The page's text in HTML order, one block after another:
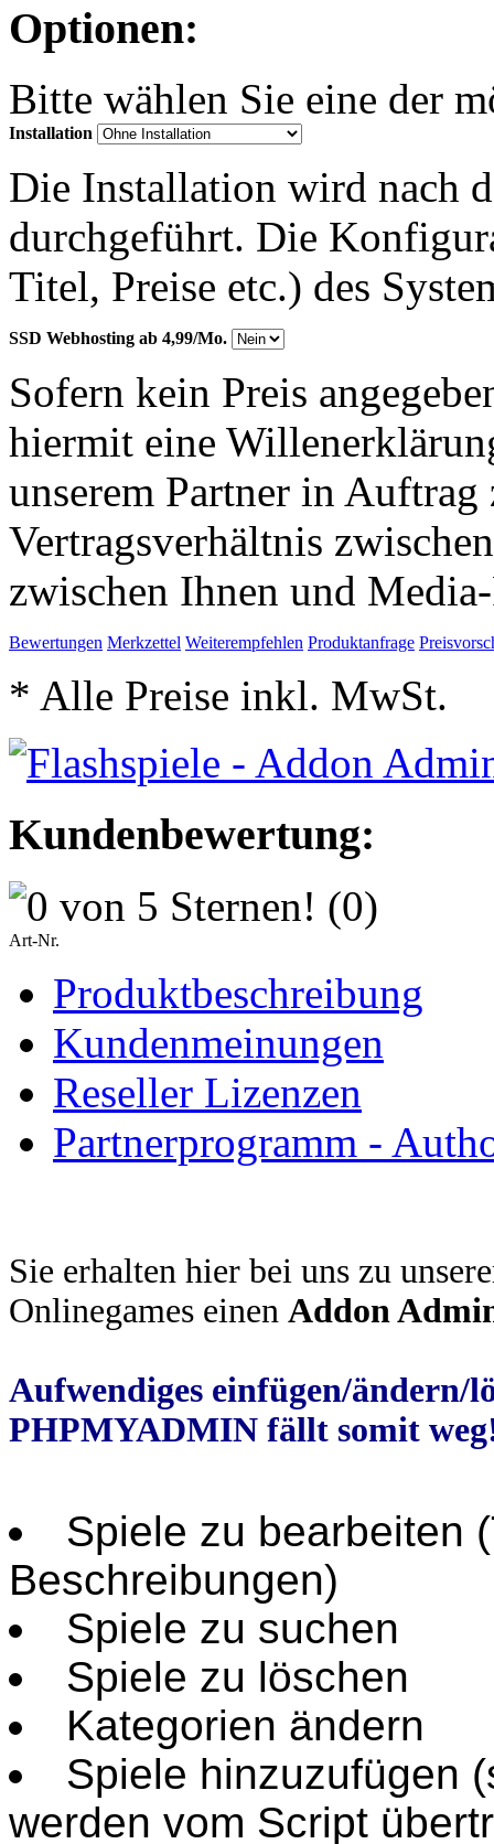
Optionen:
Bitte wählen Sie eine der
Installation
Die Installation wird nach
durchgeführt. Die
Titel, Preise etc.) des
SSD Webhosting ab 4,99/Mo.
Sofern kein Preis
hiermit eine
unserem Partner in
Vertragsverhältnis
zwischen Ihnen und
Bewertungen Merkzettel Weiterempfehlen Produktanfrage
* Alle Preise inkl. MwSt.
Kundenbewertung:
(0)
Art-Nr.
Produktbeschreibung
Kundenmeinungen
Reseller Lizenzen
Partnerprogramm -
Sie erhalten hier bei uns zu
Onlinegames einen Addon
Aufwendiges einfügen/ändern/
PHPMYADMIN fällt somit
Spiele zu bearbeiten
Beschreibungen)
Spiele zu suchen
Spiele zu löschen
Kategorien ändern
Spiele hinzuzufügen
werden vom Script